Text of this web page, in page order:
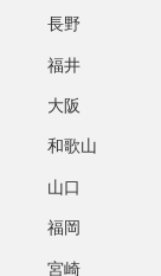
長野
福井
大阪
和歌山
山口
福岡
宮崎